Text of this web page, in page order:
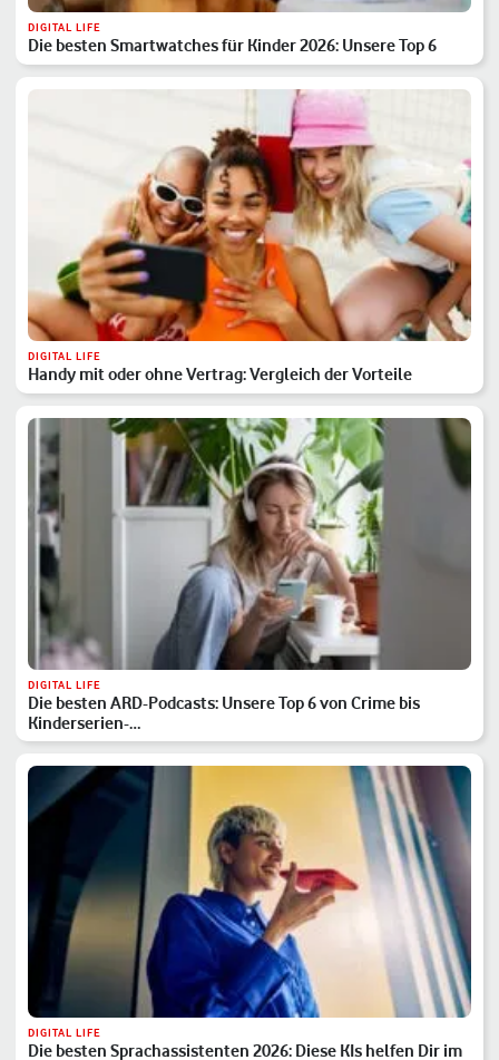
DIGITAL LIFE
Die besten Smartwatches für Kinder 2026: Unsere Top 6
DIGITAL LIFE
Handy mit oder ohne Vertrag: Vergleich der Vorteile
DIGITAL LIFE
Die besten ARD-Podcasts: Unsere Top 6 von Crime bis
Kinderserien-…
DIGITAL LIFE
Die besten Sprachassistenten 2026: Diese KIs helfen Dir im